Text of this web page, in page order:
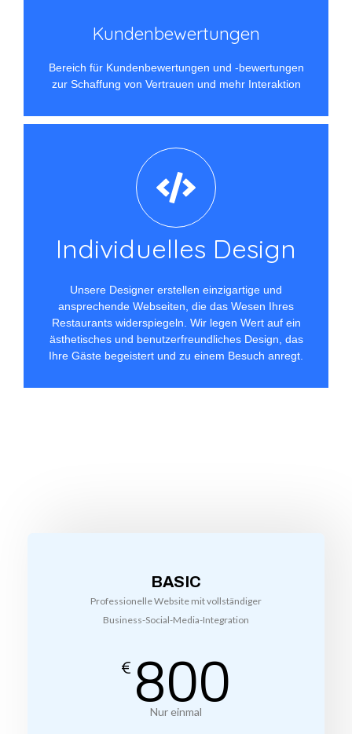
Kundenbewertungen​
Bereich für Kundenbewertungen und -bewertungen
zur Schaffung von Vertrauen und mehr Interaktion
Individuelles Design
Unsere Designer erstellen einzigartige und
ansprechende Webseiten, die das Wesen Ihres
Restaurants widerspiegeln. Wir legen Wert auf ein
ästhetisches und benutzerfreundliches Design, das
Ihre Gäste begeistert und zu einem Besuch anregt.
BASIC
Professionelle Website mit vollständiger
Business-Social-Media-Integration
€ 800
Nur einmal